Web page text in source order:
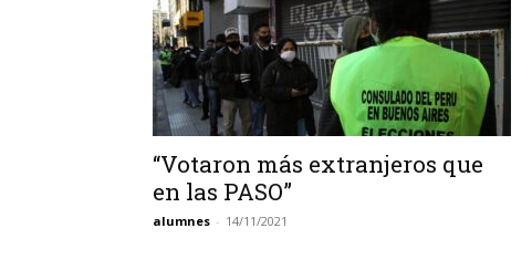
“Votaron más extranjeros que
en las PASO”
alumnes - 14/11/2021